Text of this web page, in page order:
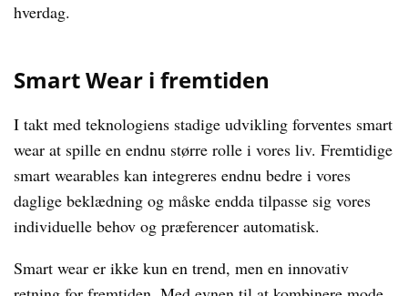
hverdag.
Smart Wear i fremtiden
I takt med teknologiens stadige udvikling forventes smart
wear at spille en endnu større rolle i vores liv. Fremtidige
smart wearables kan integreres endnu bedre i vores
daglige beklædning og måske endda tilpasse sig vores
individuelle behov og præferencer automatisk.
Smart wear er ikke kun en trend, men en innovativ